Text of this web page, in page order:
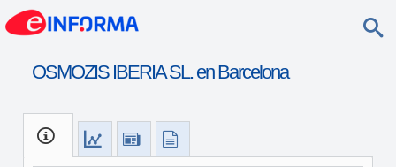
OSMOZIS IBERIA SL. en Barcelona